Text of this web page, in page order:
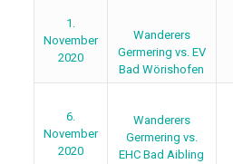
1.
November
2020
Wanderers
Germering vs. EV
Bad Wörishofen
6.
November
2020
Wanderers
Germering vs.
EHC Bad Aibling